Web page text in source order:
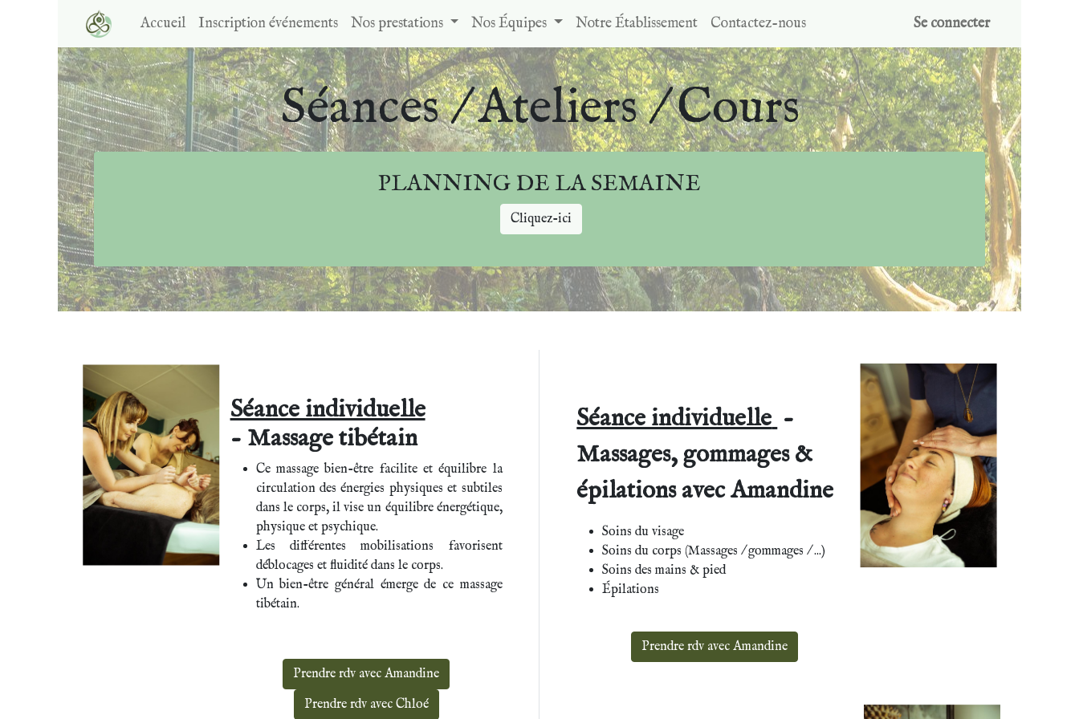
Accueil Inscription événements Nos prestations Nos Équipes Notre Établissement Contactez-nous Se connecter
Séances / Ateliers / Cours
PLANNING DE LA SEMAINE
Cliquez-ici
Séance individuelle
- Massage tibétain
Ce massage bien-être facilite et équilibre la
circulation des énergies physiques et subtiles
dans le corps, il vise un équilibre énergétique,
physique et psychique.
Les différentes mobilisations favorisent
déblocages et fluidité dans le corps.
Un bien-être général émerge de ce massage
tibétain.
Prendre rdv avec Amandine
Prendre rdv avec Chloé
Séance individuelle-
Massages, gommages &
épilations avec Amandine
Soins du visage
Soins du corps (Massages / gommages / ...)
Soins des mains & pied
Épilations
Prendre rdv avec Amandine